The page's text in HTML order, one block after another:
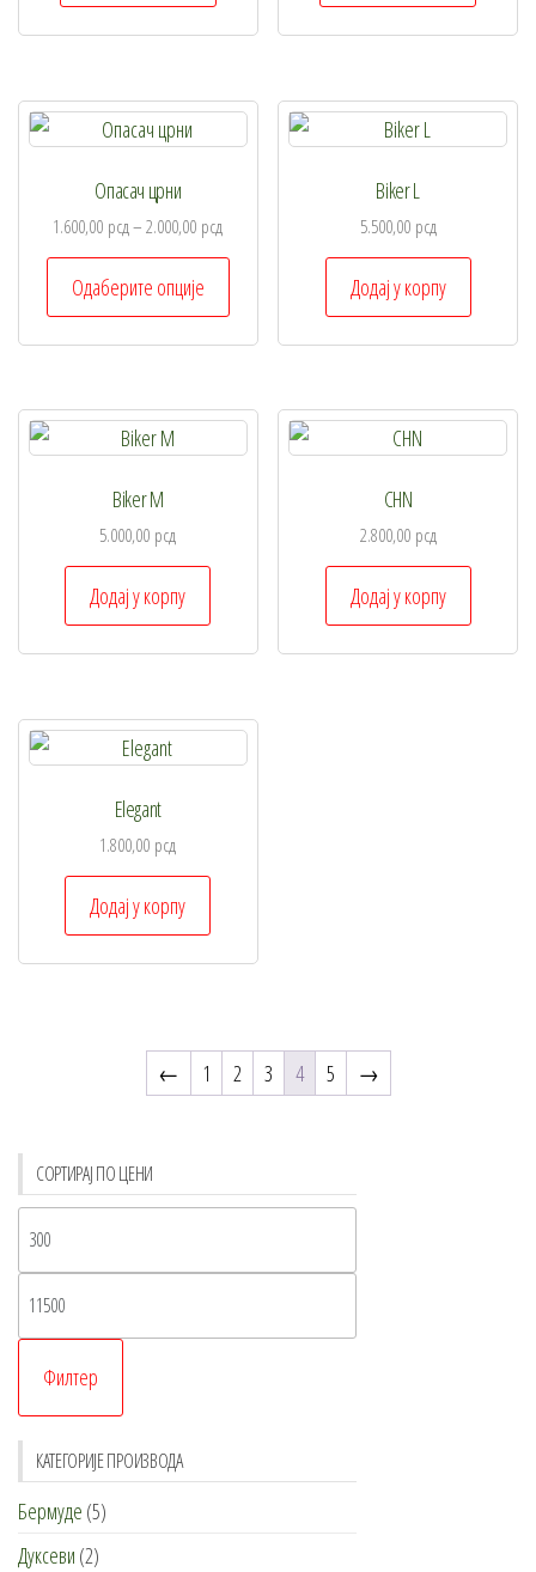
Опасач црни
1.600,00 рсд–2.000,00 рсд
Одаберите опције
Овај
Biker L
5.500,00 рсд
Додај у корпу
Biker M
5.000,00 рсд
Додај у корпу
CHN
2.800,00 рсд
Додај у корпу
Elegant
1.800,00 рсд
Додај у корпу
← 1 2 3 4 5 →
СОРТИРАЈ ПО ЦЕНИ
цена
цена
Филтер
КАТЕГОРИЈЕ ПРОИЗВОДА
Бермуде (5)
Дуксеви (2)